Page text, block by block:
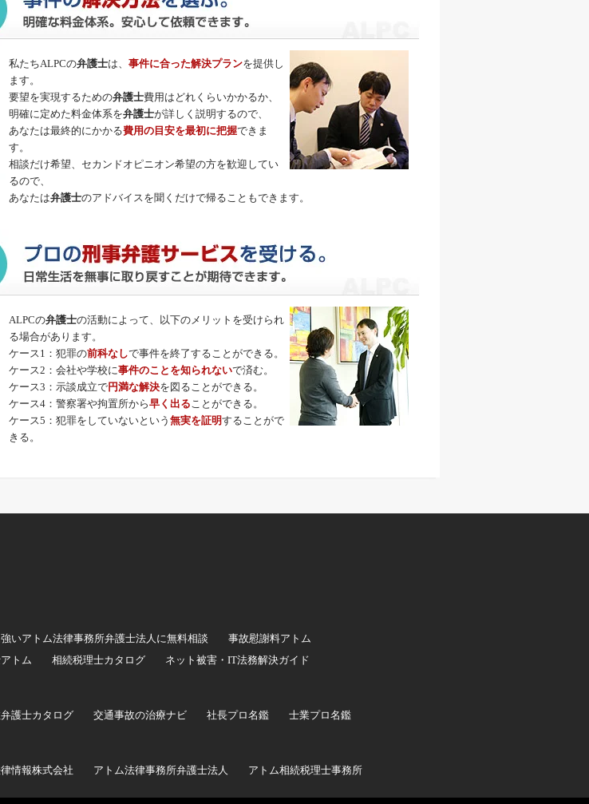
私たちALPCの弁護士は、 事件に合った解決プランを提供し
ます。
要望を実現するための弁護士費用はどれくらいかかるか、
明確に定めた料金体系を弁護士が詳しく説明するので、
あなたは最終的にかかる費用の目安を最初に把握できま
す。
相談だけ希望、セカンドオピニオン希望の方を歓迎してい
るので、
あなたは弁護士のアドバイスを聞くだけで帰ることもできます。
ALPCの弁護士の活動によって、以下のメリットを受けられ
る場合があります。
ケース1：犯罪の前科なしで事件を終了することができる。
ケース2：会社や学校に事件のことを知られないで済む。
ケース3：示談成立で円満な解決を図ることができる。
ケース4：警察署や拘置所から早く出ることができる。
ケース5：犯罪をしていないという 無実を証明することがで
きる。
いアトム法律事務所弁護士法人に無料相談
事故慰謝料アトム
トム 相続税理士カタログ
ネット被害・IT法務解決ガイド
護士カタログ 交通事故の治療ナビ 社長プロ名鑑
士業プロ名鑑
情報株式会社 アトム法律事務所弁護士法人 アトム相続税理士事務所